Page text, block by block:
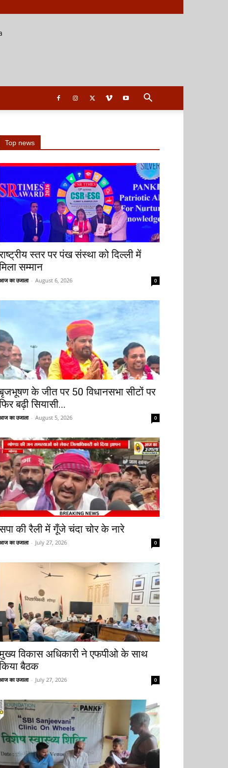
Top news
स्तर पर पंख संस्था को दिल्ली में
सम्मान
का उजाला - August 6, 2026 0
के जीत पर 50 विधानसभा सीटों पर
बढ़ी सियासी...
का उजाला - August 5, 2026 0
की रैली में गूँजे चंदा चोर के नारे
का उजाला - July 27, 2026 0
विकास अधिकारी ने एफपीओ के साथ
बैठक
का उजाला - July 27, 2026 0